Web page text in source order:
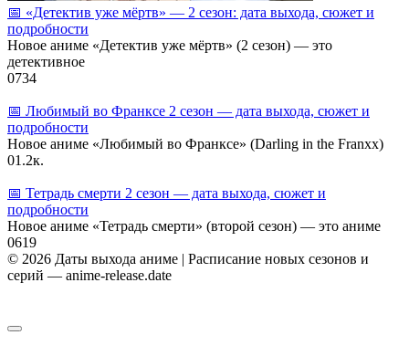
📅 «Детектив уже мёртв» — 2 сезон: дата выхода, сюжет и
подробности
Новое аниме «Детектив уже мёртв» (2 сезон) — это
детективное
0734
📅 Любимый во Франксе 2 сезон — дата выхода, сюжет и
подробности
Новое аниме «Любимый во Франксе» (Darling in the Franxx)
01.2к.
📅 Тетрадь смерти 2 сезон — дата выхода, сюжет и
подробности
Новое аниме «Тетрадь смерти» (второй сезон) — это аниме
0619
© 2026 Даты выхода аниме | Расписание новых сезонов и
серий — anime-release.date